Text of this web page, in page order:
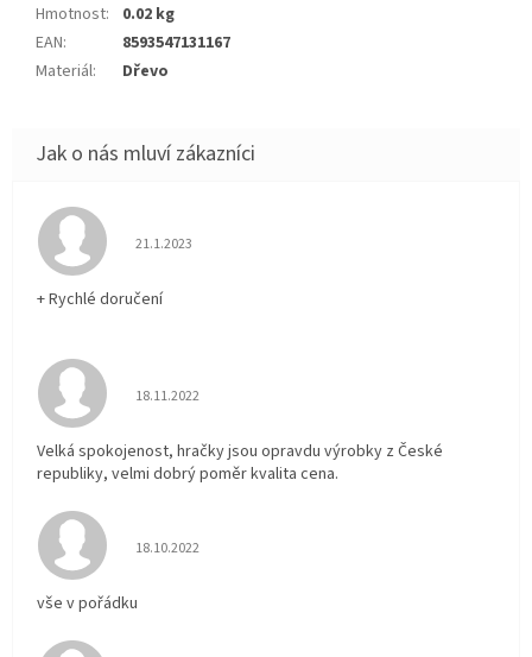
Hmotnost:
0.02 kg
EAN:
8593547131167
Materiál: Dřevo
Hodnocení obchodu je 5 z 5 hvězdiček.
21.1.2023
+ Rychlé doručení
Hodnocení obchodu je 5 z 5 hvězdiček.
18.11.2022
Velká spokojenost, hračky jsou opravdu výrobky z České
republiky, velmi dobrý poměr kvalita cena.
Hodnocení obchodu je 5 z 5 hvězdiček.
18.10.2022
vše v pořádku